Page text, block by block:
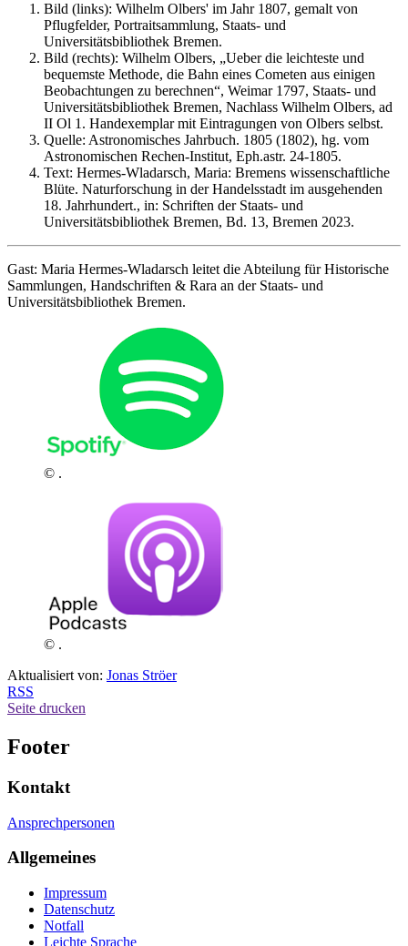
Bild (links): Wilhelm Olbers' im Jahr 1807, gemalt von
Pflugfelder, Portraitsammlung, Staats- und
Universitätsbibliothek Bremen.
Bild (rechts): Wilhelm Olbers, „Ueber die leichteste und
bequemste Methode, die Bahn eines Cometen aus einigen
Beobachtungen zu berechnen“, Weimar 1797, Staats- und
Universitätsbibliothek Bremen, Nachlass Wilhelm Olbers, ad
II Ol 1. Handexemplar mit Eintragungen von Olbers selbst.
Quelle: Astronomisches Jahrbuch. 1805 (1802), hg. vom
Astronomischen Rechen-Institut, Eph.astr. 24-1805.
Text: Hermes-Wladarsch, Maria: Bremens wissenschaftliche
Blüte. Naturforschung in der Handelsstadt im ausgehenden
18. Jahrhundert., in: Schriften der Staats- und
Universitätsbibliothek Bremen, Bd. 13, Bremen 2023.
Gast: Maria Hermes-Wladarsch leitet die Abteilung für Historische
Sammlungen, Handschriften & Rara an der Staats- und
Universitätsbibliothek Bremen.
© .
© .
Aktualisiert von: Jonas Ströer
RSS
Seite drucken
Footer
Kontakt
Ansprechpersonen
Allgemeines
Impressum
Datenschutz
Notfall
Leichte Sprache